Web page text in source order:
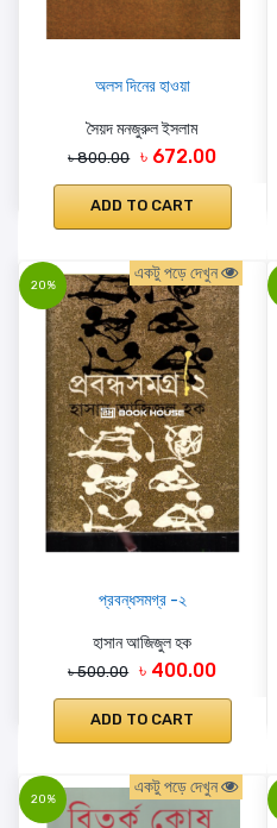
অলস দিনের হাওয়া
সৈয়দ মনজুরুল ইসলাম
৳ 800.00 ৳ 672.00
ADD TO CART
20%
একটু পড়ে দেখুন
প্রবন্ধসমগ্র -২
হাসান আজিজুল হক
৳ 500.00 ৳ 400.00
ADD TO CART
20%
একটু পড়ে দেখুন